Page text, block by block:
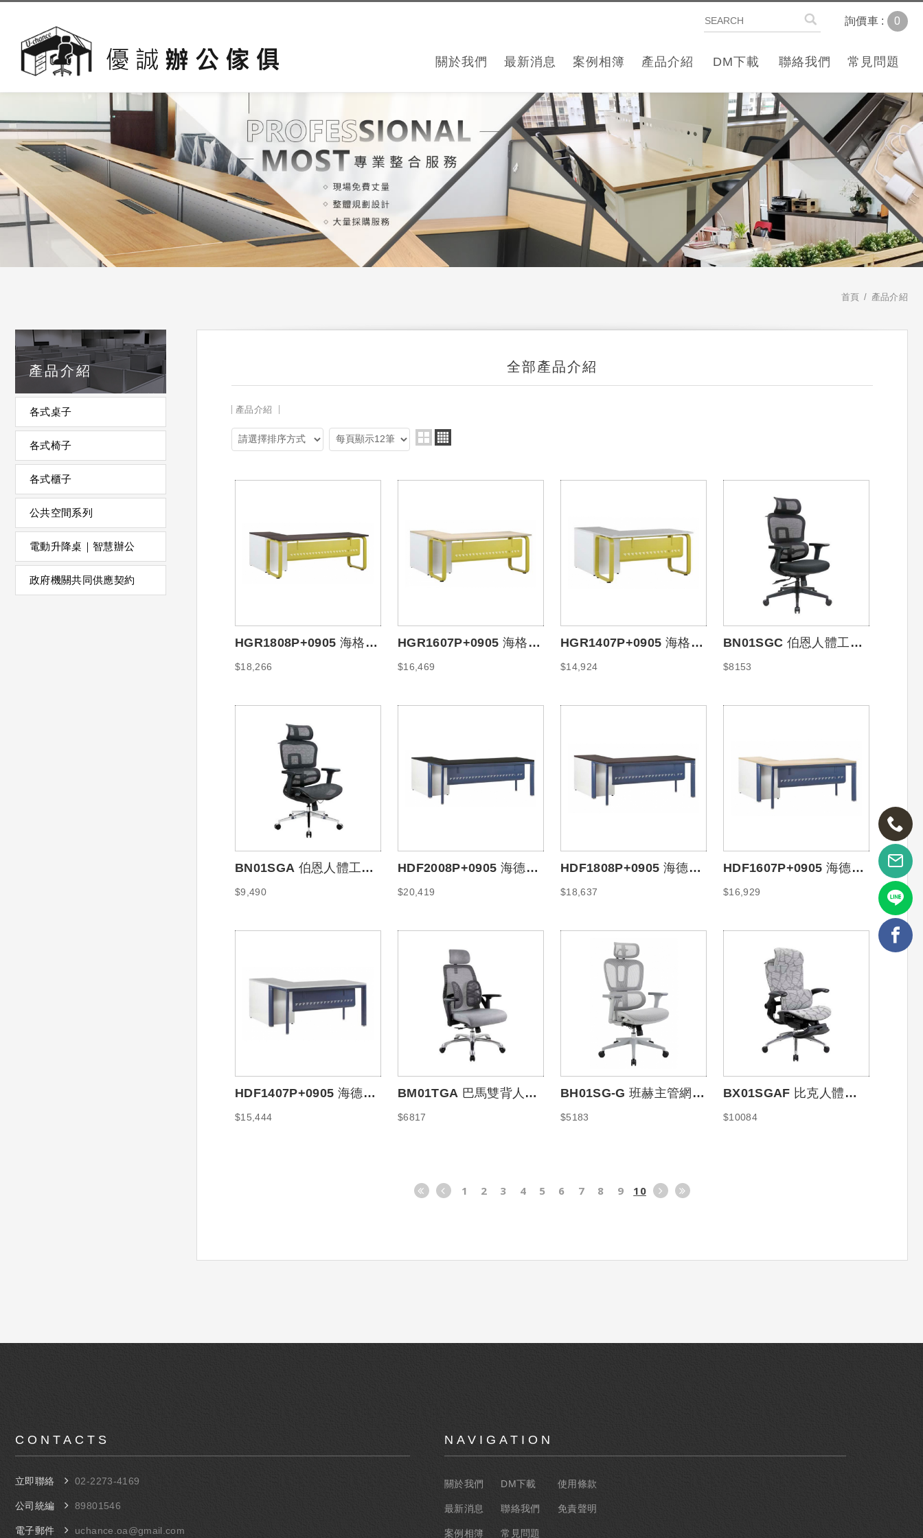
關於我們 最新消息 案例相簿 產品介紹 DM下載 聯絡我們 常見問題
詢價車 : 0
首頁 產品介紹
產品介紹
各式桌子
各式椅子
各式櫃子
公共空間系列
電動升降桌｜智慧辦公
政府機關共同供應契約
全部產品介紹
產品介紹
HGR1808P+0905 海格爾
主管桌180*170
$18,266
HGR1607P+0905 海格爾
主管桌160*160
$16,469
HGR1407P+0905 海格爾
主管桌140*160
$14,924
BN01SGC 伯恩人體工學
椅
$8153
BN01SGA 伯恩人體工學
全網椅
$9,490
HDF2008P+0905 海德夫
主管桌200*170
$20,419
HDF1808P+0905 海德夫
主管桌180*170
$18,637
HDF1607P+0905 海德夫
主管桌160*160
$16,929
HDF1407P+0905 海德夫
主管桌140*160
$15,444
BM01TGA 巴馬雙背人體
工學椅
$6817
BH01SG-G 班赫主管網椅
灰框
$5183
BX01SGAF 比克人體工
學全網椅
$10084
1 2 3 4 5 6 7 8 9 10
CONTACTS
立即聯絡 ​02-​2273-4169
公司統編 89801546
電子郵件 uchance.oa@gmail.com
NAVIGATION
關於我們
最新消息
案例相簿
DM下載
聯絡我們
常見問題
使用條款
免責聲明